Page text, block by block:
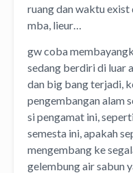
ruang dan waktu
mba, lieur…
gw coba
sedang berdiri di luar
dan big bang terjadi,
pengembangan alam
si pengamat ini,
semesta ini, apakah
mengembang ke
gelembung air sabun